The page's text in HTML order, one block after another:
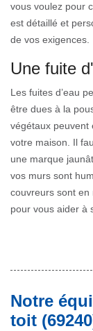
vous voulez pour
est détaillé et
de vos exigences.
Une fuite
Les fuites d’eau
être dues à la
végétaux peuvent
votre maison. Il
une marque
vos murs sont
couvreurs sont en
pour vous aider à
Notre
toit